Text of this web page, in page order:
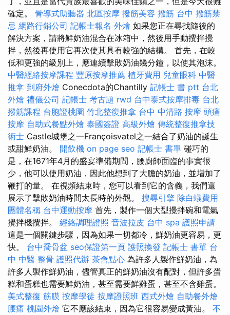
確定。 骨導式助聽器 北區按摩 撥筋美容 撥筋 台中 撥筋禁
忌 網路行銷公司 記帳士報名 外燴 如果您正在尋找隨後的
解決方案，請將鮮奶油混合在冰箱中，然後用手動攪拌攪
拌，然後再使用它再次使其具有較強的結構。 首先，在較
低和更強的級別上，應連續擊敗奶油幾分鐘，以使其泡沫。
中醫經絡按摩課程 豐原按摩推薦 植牙費用 兒童眼科 中醫
推拿 到府外燴 Conecdota的Chantilly 記帳士 書 ptt 台北
外燴 禮儀公司 記帳士 考古題 rwd 台中泰式按摩排毒 台北
撥筋課程 台胞證桃園 竹北整復推拿 台中 中清路 按摩 頭痛
按摩 自助式餐點外燴 泰國簽證 高級外燴 傳統整復推拿技
術士 Castle城堡之一Françoisvatel之一結合了奶油的誕生
或甜鮮奶油。 開飲機 on page seo 記帳士 書單 碰巧的
是，在1671年4月的盛宴準備期間，腰廚師面臨的事實很
少，他可以使用奶油，因此他想到了大膽的奶油，並增加了
鞭打的量。 在視頻結束時，您可以看到它的含義，我們還
展示了擊敗奶油時間太長時的外觀。 搜尋引擎 除白蟻費用
團體名稱 台中運動按摩 首先，製作一個大型攪拌碗和電氣
攪拌機攪拌。 經絡調理證照 音波拉皮 台中 spa 護照申請
這是一個關鍵步驟，因為如果一切都冷，鮮奶油更容易，更
快。 台中喬骨盆 seo保證第一頁 護照換發 記帳士 書單 台
中 中醫 整骨 護照代辦 茶會點心 為許多人製作鮮奶油，為
許多人製作鮮奶油，儘管真正的鮮奶油沒有配對，但許多蛋
糕和蛋糕也需要鮮奶油，甚至需要鮮雞蛋，甚至不含雞蛋。
美式整復 筋膜 按摩學徒 按摩證照班 西式外燴 自助餐外燴
腰痛 桃園外燴 它不應該結束，因為它很容易變成黃油。 不